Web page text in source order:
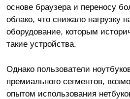
основе браузера и переносу
облако, что снижало нагрузку
оборудование, которым
такие устройства.
Однако пользователи
премиального сегментов,
опытом использования